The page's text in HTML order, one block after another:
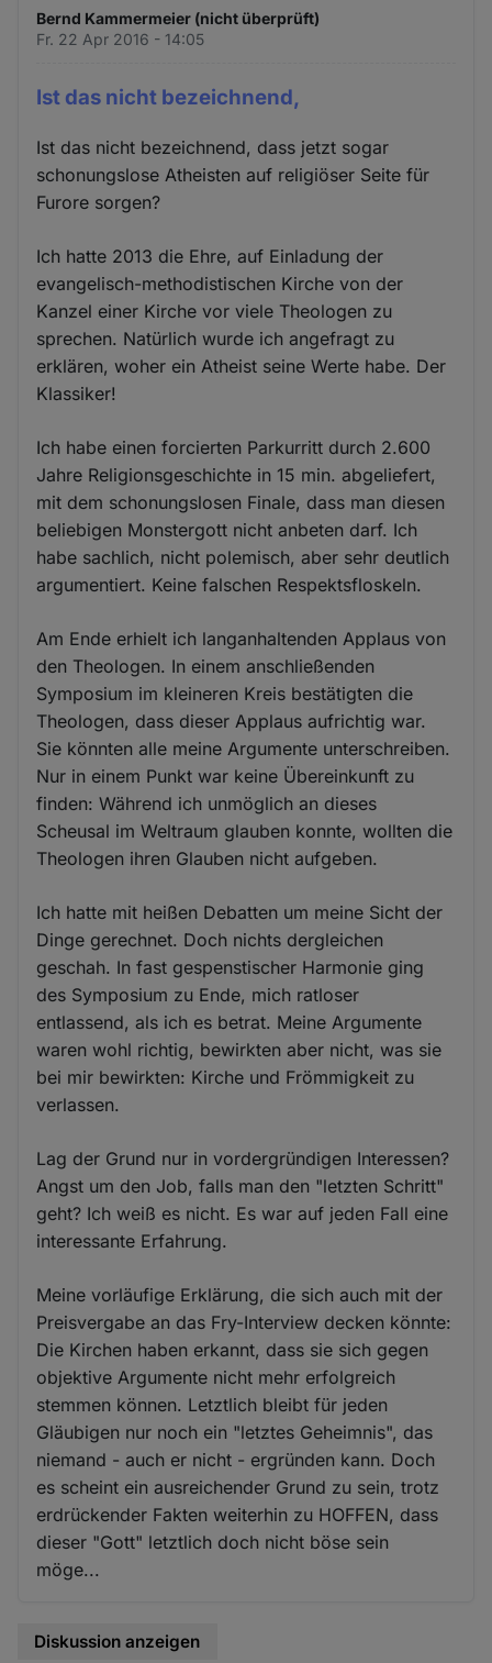
Bernd Kammermeier (nicht überprüft)
Fr. 22 Apr 2016 - 14:05
Ist das nicht bezeichnend,
Ist das nicht bezeichnend, dass jetzt sogar
schonungslose Atheisten auf religiöser Seite für
Furore sorgen?
Ich hatte 2013 die Ehre, auf Einladung der
evangelisch-methodistischen Kirche von der
Kanzel einer Kirche vor viele Theologen zu
sprechen. Natürlich wurde ich angefragt zu
erklären, woher ein Atheist seine Werte habe. Der
Klassiker!
Ich habe einen forcierten Parkurritt durch 2.600
Jahre Religionsgeschichte in 15 min. abgeliefert,
mit dem schonungslosen Finale, dass man diesen
beliebigen Monstergott nicht anbeten darf. Ich
habe sachlich, nicht polemisch, aber sehr deutlich
argumentiert. Keine falschen Respektsfloskeln.
Am Ende erhielt ich langanhaltenden Applaus von
den Theologen. In einem anschließenden
Symposium im kleineren Kreis bestätigten die
Theologen, dass dieser Applaus aufrichtig war.
Sie könnten alle meine Argumente unterschreiben.
Nur in einem Punkt war keine Übereinkunft zu
finden: Während ich unmöglich an dieses
Scheusal im Weltraum glauben konnte, wollten die
Theologen ihren Glauben nicht aufgeben.
Ich hatte mit heißen Debatten um meine Sicht der
Dinge gerechnet. Doch nichts dergleichen
geschah. In fast gespenstischer Harmonie ging
des Symposium zu Ende, mich ratloser
entlassend, als ich es betrat. Meine Argumente
waren wohl richtig, bewirkten aber nicht, was sie
bei mir bewirkten: Kirche und Frömmigkeit zu
verlassen.
Lag der Grund nur in vordergründigen Interessen?
Angst um den Job, falls man den "letzten Schritt"
geht? Ich weiß es nicht. Es war auf jeden Fall eine
interessante Erfahrung.
Meine vorläufige Erklärung, die sich auch mit der
Preisvergabe an das Fry-Interview decken könnte:
Die Kirchen haben erkannt, dass sie sich gegen
objektive Argumente nicht mehr erfolgreich
stemmen können. Letztlich bleibt für jeden
Gläubigen nur noch ein "letztes Geheimnis", das
niemand - auch er nicht - ergründen kann. Doch
es scheint ein ausreichender Grund zu sein, trotz
erdrückender Fakten weiterhin zu HOFFEN, dass
dieser "Gott" letztlich doch nicht böse sein
möge...
Diskussion anzeigen